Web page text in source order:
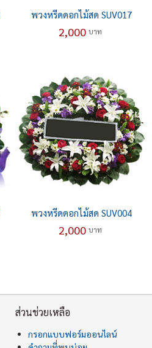
พวงหรีดดอกไม้สด SUV017
2,000 บาท
พวงหรีดดอกไม้สด SUV004
2,000 บาท
ส่วนช่วยเหลือ
กรอกแบบฟอร์มออนไลน์